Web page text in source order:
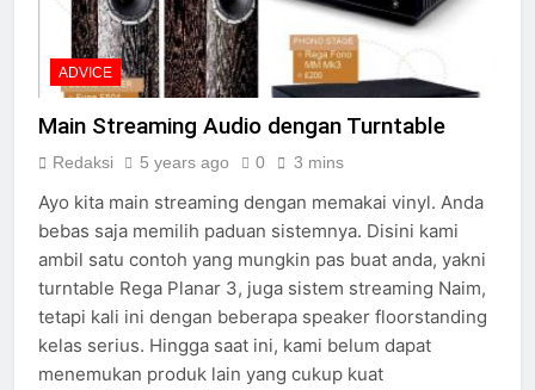
ADVICE
Main Streaming Audio dengan Turntable
Redaksi 5 years ago 0 3 mins
Ayo kita main streaming dengan memakai vinyl. Anda
bebas saja memilih paduan sistemnya. Disini kami
ambil satu contoh yang mungkin pas buat anda, yakni
turntable Rega Planar 3, juga sistem streaming Naim,
tetapi kali ini dengan beberapa speaker floorstanding
kelas serius. Hingga saat ini, kami belum dapat
menemukan produk lain yang cukup kuat